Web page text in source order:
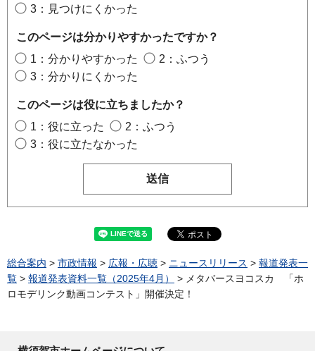
3：見つけにくかった
このページは分かりやすかったですか？
1：分かりやすかった
2：ふつう
3：分かりにくかった
このページは役に立ちましたか？
1：役に立った
2：ふつう
3：役に立たなかった
総合案内 > 市政情報 > 広報・広聴 > ニュースリリース > 報道発表一
覧 > 報道発表資料一覧（2025年4月）
> メタバースヨコスカ 「ホ
ロモデリンク動画コンテスト」開催決定！